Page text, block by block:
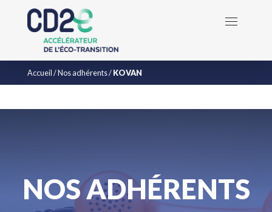
Accueil/Nos adhérents/KOVAN
NOS ADHÉRENTS